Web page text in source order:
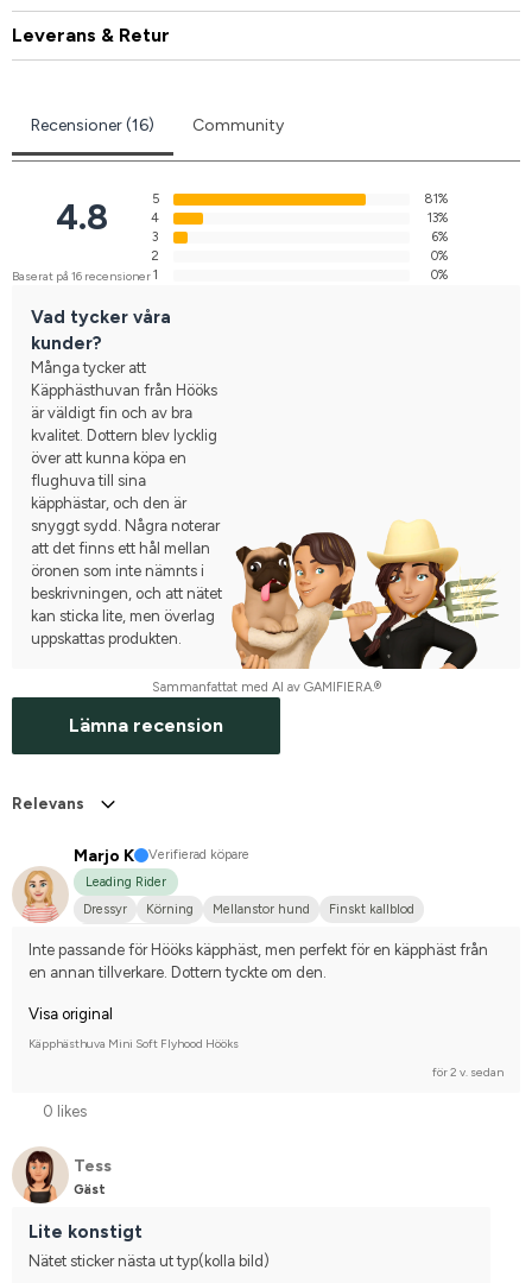
Leverans & Retur
Recensioner (16) Community
4.8
Baserat på 16 recensioner
5
81%
4
13%
3
6%
2
0%
1
0%
Vad tycker våra
kunder?
Många tycker att
Käpphästhuvan från Hööks
är väldigt fin och av bra
kvalitet. Dottern blev lycklig
över att kunna köpa en
flughuva till sina
käpphästar, och den är
snyggt sydd. Några noterar
att det finns ett hål mellan
öronen som inte nämnts i
beskrivningen, och att nätet
kan sticka lite, men överlag
uppskattas produkten.
Sammanfattat med AI av GAMIFIERA.®
Lämna recension
Relevans
Marjo K
Verifierad köpare
Leading Rider
Dressyr
Körning Mellanstor hund
Finskt kallblod
Inte passande för Hööks käpphäst, men perfekt för en käpphäst från
en annan tillverkare. Dottern tyckte om den.
Visa original
Käpphästhuva Mini Soft Flyhood Hööks
för 2 v. sedan
0 likes
Tess
Gäst
Lite konstigt
Nätet sticker nästa ut typ(kolla bild)